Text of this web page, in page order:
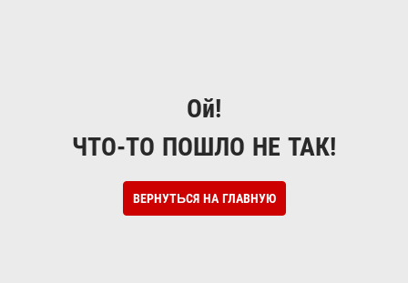
Ой!
ЧТО-ТО ПОШЛО НЕ ТАК!
ВЕРНУТЬСЯ НА ГЛАВНУЮ